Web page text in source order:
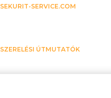
SEKURIT-SERVICE.COM
SZERELÉSI ÚTMUTATÓK